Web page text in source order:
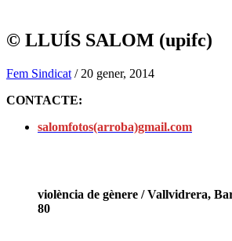
© LLUÍS SALOM (upifc)
Fem Sindicat / 20 gener, 2014
CONTACTE:
salomfotos(arroba)gmail.com
violència de gènere / Vallvidrera,
80